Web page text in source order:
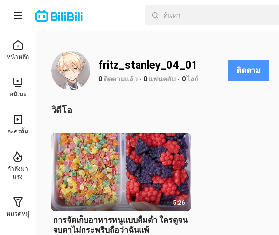
หน้าหลัก
อนิเมะ
ละครสั้น
กำลังมา
แรง
หมวดหมู่
fritz_stanley_04_01
0ติดตามแล้ว 0แฟนคลับ 0ไลก์
ติดตาม
วิดีโอ
5:26
การจัดเก็บอาหารหนูแบบดื่มด่ำ ใครดูจน
จบตาไม่กระพริบถือว่าฉันแพ้